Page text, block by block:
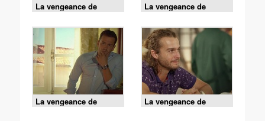
La vengeance de
Veronica - S02 E75
La vengeance de
Veronica - S02 E73
La vengeance de
Veronica - S02 E72
La vengeance de
Veronica - S02 E71